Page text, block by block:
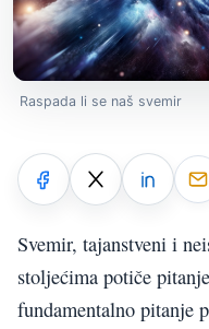
Raspada li se naš svemir
Svemir, tajanstveni i
stoljećima potiče
fundamentalno pitanje